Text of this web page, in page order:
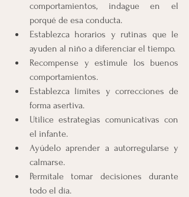
comportamientos, indague en el
porqué de esa conducta.
Establezca horarios y rutinas que le
ayuden al niño a diferenciar el tiempo.
Recompense y estimule los buenos
comportamientos.
Establezca límites y correcciones de
forma asertiva.
Utilice estrategias comunicativas con
el infante.
Ayúdelo aprender a autorregularse y
calmarse.
Permítale tomar decisiones durante
todo el día.